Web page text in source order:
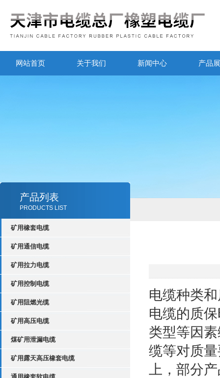
网站首页 关于我们 新闻中心 产品
产品列表
PRODUCTS LIST
矿用橡套电缆
矿用通信电缆
矿用拉力电缆
矿用控制电缆
矿用阻燃光缆
矿用高压电缆
煤矿用泄漏电缆
矿用露天高压橡套电缆
电缆种类
电缆的质
类型等因
缆等对质
上，部分